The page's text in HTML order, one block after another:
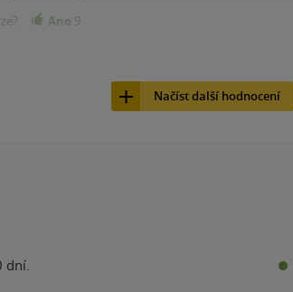
Ano 9
Načíst další hodnocení
dní.